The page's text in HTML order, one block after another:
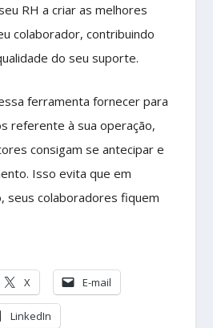
RH a criar as melhores
colaborador, contribuindo
do seu suporte.
ferramenta fornecer para
referente à sua operação,
consigam se antecipar e
Isso evita que em
seus colaboradores fiquem
X E-mail
LinkedIn